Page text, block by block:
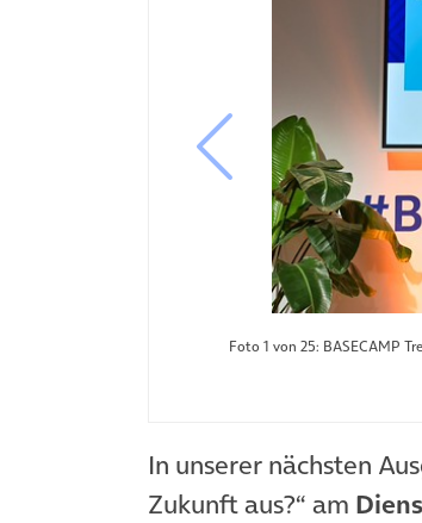
Foto 1 von 25: BASECAMP
vorheriges Bild
In unserer nächsten
Zukunft aus?“ am